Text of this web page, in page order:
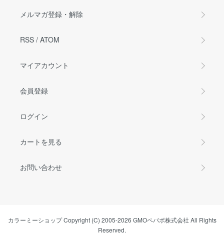
メルマガ登録・解除
RSS / ATOM
マイアカウント
会員登録
ログイン
カートを見る
お問い合わせ
カラーミーショップCopyright (C) 2005-2026 GMOペパボ株式会社 All Rights
Reserved.